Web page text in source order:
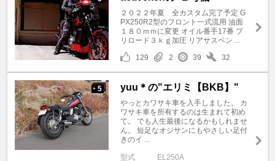
２０２２年夏 全カスタム完了予定 G
PX250R2型のフロント一式流用 油面
１８０ｍｍに変更 オイル番手17番 プ
リロード３ｋｇ加圧 リアサスペン ...
129
2 39 32
+ 5 yuu＊の"エリミ【BKB】"
やっとカワサキ車を入手しました。 カ
ワサキ車を所有するのは生まれて初め
て。 でも人生最後になるかもしれませ
ん。 短足なオジサンにもやさしい足付
きのイ ...
型式
EL250A